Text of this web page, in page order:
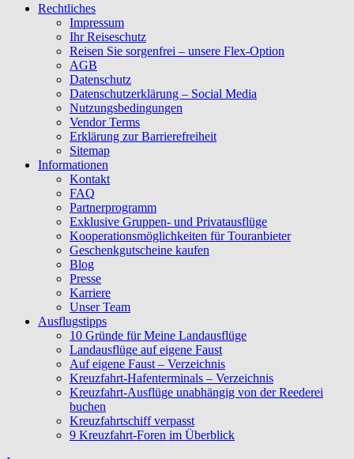
Rechtliches
Impressum
Ihr Reiseschutz
Reisen Sie sorgenfrei – unsere Flex-Option
AGB
Datenschutz
Datenschutzerklärung – Social Media
Nutzungsbedingungen
Vendor Terms
Erklärung zur Barrierefreiheit
Sitemap
Informationen
Kontakt
FAQ
Partnerprogramm
Exklusive Gruppen- und Privatausflüge
Kooperationsmöglichkeiten für Touranbieter
Geschenkgutscheine kaufen
Blog
Presse
Karriere
Unser Team
Ausflugstipps
10 Gründe für Meine Landausflüge
Landausflüge auf eigene Faust
Auf eigene Faust – Verzeichnis
Kreuzfahrt-Hafenterminals – Verzeichnis
Kreuzfahrt-Ausflüge unabhängig von der Reederei
buchen
Kreuzfahrtschiff verpasst
9 Kreuzfahrt-Foren im Überblick